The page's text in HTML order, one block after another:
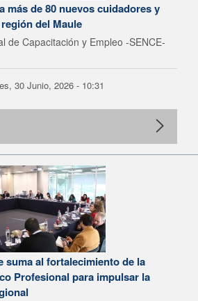
más de 80 nuevos cuidadores y
del Maule
de Capacitación y Empleo -SENCE-
30 Junio, 2026 - 10:31
suma al fortalecimiento de la
Profesional para impulsar la